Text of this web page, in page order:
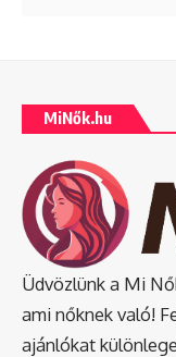
MiNők.hu
Üdvözlünk a Mi
ami nőknek való!
ajánlókat